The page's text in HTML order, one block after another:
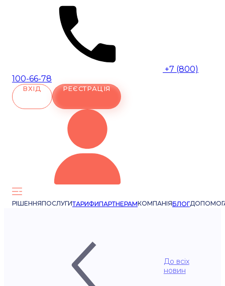
+7 (800)
100-66-78
ВХІД РЕЄСТРАЦІЯ
РІШЕННЯПОСЛУГИТАРИФИПАРТНЕРАМКОМПАНІЯБЛОГ
До всіх
новин